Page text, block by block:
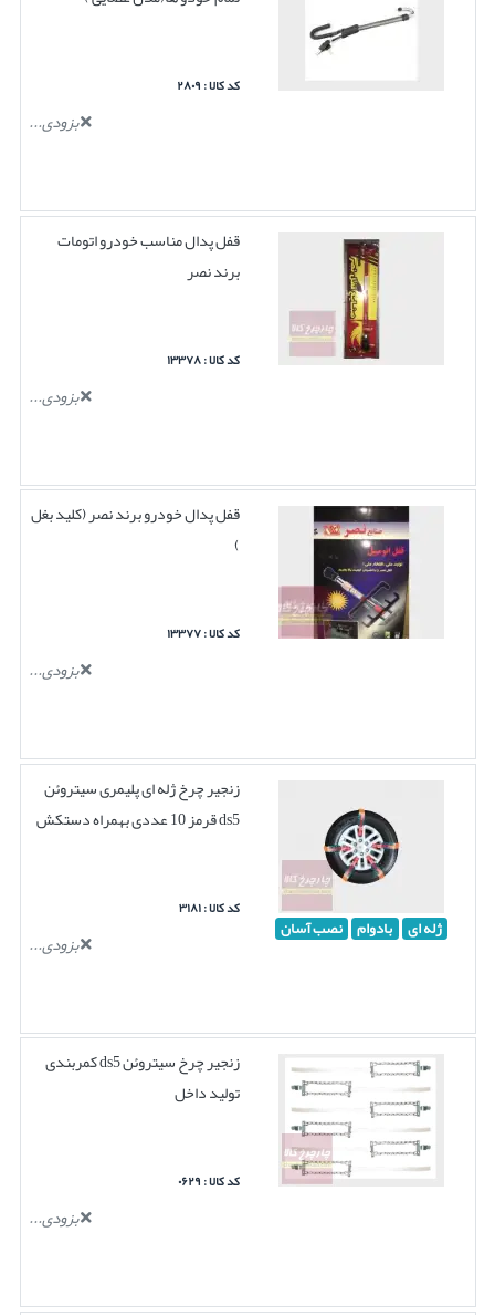
کد کالا : ۲۸۰۹
بزودی...
قفل پدال مناسب خودرو اتومات
برند نصر
کد کالا : ۱۳۳۷۸
بزودی...
قفل پدال خودرو برند نصر (کلید بغل
)
کد کالا : ۱۳۳۷۷
بزودی...
ژله ای بادوام نصب آسان
زنجیر چرخ ژله ای پلیمری سیتروئن
ds5 قرمز 10 عددی بهمراه دستکش
کد کالا : ۳۱۸۱
بزودی...
زنجیر چرخ سیتروئن ds5 کمربندی
تولید داخل
کد کالا : ۰۶۲۹
بزودی...